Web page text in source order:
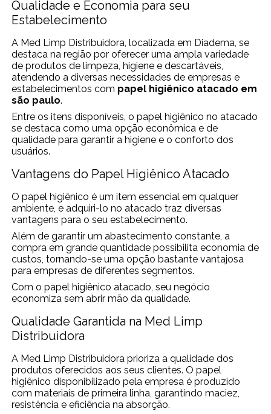
Qualidade e Economia para seu
Estabelecimento
A Med Limp Distribuidora, localizada em Diadema, se
destaca na região por oferecer uma ampla variedade
de produtos de limpeza, higiene e descartáveis,
atendendo a diversas necessidades de empresas e
estabelecimentos com papel higiênico atacado em
são paulo.
Entre os itens disponíveis, o papel higiênico no atacado
se destaca como uma opção econômica e de
qualidade para garantir a higiene e o conforto dos
usuários.
Vantagens do Papel Higiênico Atacado
O papel higiênico é um item essencial em qualquer
ambiente, e adquiri-lo no atacado traz diversas
vantagens para o seu estabelecimento.
Além de garantir um abastecimento constante, a
compra em grande quantidade possibilita economia de
custos, tornando-se uma opção bastante vantajosa
para empresas de diferentes segmentos.
Com o papel higiênico atacado, seu negócio
economiza sem abrir mão da qualidade.
Qualidade Garantida na Med Limp
Distribuidora
A Med Limp Distribuidora prioriza a qualidade dos
produtos oferecidos aos seus clientes. O papel
higiênico disponibilizado pela empresa é produzido
com materiais de primeira linha, garantindo maciez,
resistência e eficiência na absorção.